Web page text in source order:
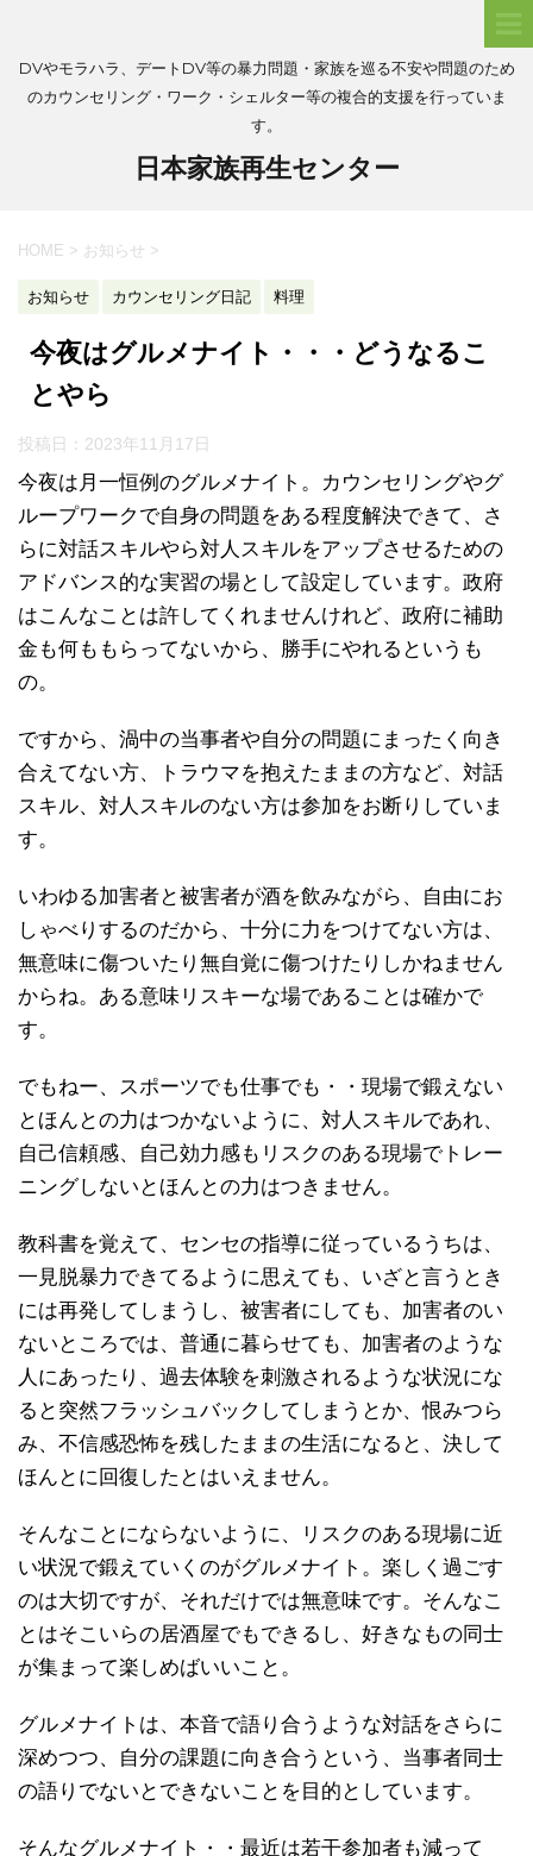
DVやモラハラ、デートDV等の暴力問題・家族を巡る不安や問題のため
のカウンセリング・ワーク・シェルター等の複合的支援を行っていま
す。
日本家族再生センター
HOME > お知らせ >
お知らせ カウンセリング日記 料理
今夜はグルメナイト・・・どうなるこ
とやら
投稿日： 2023年11月17日
今夜は月一恒例のグルメナイト。カウンセリングやグ
ループワークで自身の問題をある程度解決できて、さ
らに対話スキルやら対人スキルをアップさせるための
アドバンス的な実習の場として設定しています。政府
はこんなことは許してくれませんけれど、政府に補助
金も何ももらってないから、勝手にやれるというも
の。
ですから、渦中の当事者や自分の問題にまったく向き
合えてない方、トラウマを抱えたままの方など、対話
スキル、対人スキルのない方は参加をお断りしていま
す。
いわゆる加害者と被害者が酒を飲みながら、自由にお
しゃべりするのだから、十分に力をつけてない方は、
無意味に傷ついたり無自覚に傷つけたりしかねません
からね。ある意味リスキーな場であることは確かで
す。
でもねー、スポーツでも仕事でも・・現場で鍛えない
とほんとの力はつかないように、対人スキルであれ、
自己信頼感、自己効力感もリスクのある現場でトレー
ニングしないとほんとの力はつきません。
教科書を覚えて、センセの指導に従っているうちは、
一見脱暴力できてるように思えても、いざと言うとき
には再発してしまうし、被害者にしても、加害者のい
ないところでは、普通に暮らせても、加害者のような
人にあったり、過去体験を刺激されるような状況にな
ると突然フラッシュバックしてしまうとか、恨みつら
み、不信感恐怖を残したままの生活になると、決して
ほんとに回復したとはいえません。
そんなことにならないように、リスクのある現場に近
い状況で鍛えていくのがグルメナイト。楽しく過ごす
のは大切ですが、それだけでは無意味です。そんなこ
とはそこいらの居酒屋でもできるし、好きなもの同士
が集まって楽しめばいいこと。
グルメナイトは、本音で語り合うような対話をさらに
深めつつ、自分の課題に向き合うという、当事者同士
の語りでないとできないことを目的としています。
そんなグルメナイト・・最近は若干参加者も減って